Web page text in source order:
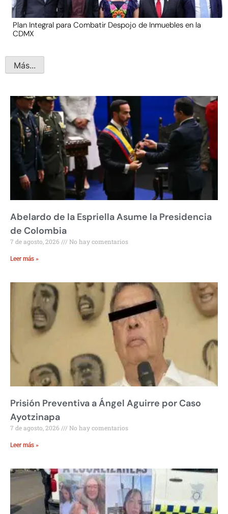
Plan Integral para Combatir Despojo de Inmuebles en la
CDMX
Más...
Abelardo de la Espriella Asume la Presidencia
de Colombia
7 de agosto, 2026 No hay comentarios
Leer más »
Prisión Preventiva a Ángel Aguirre por Caso
Ayotzinapa
7 de agosto, 2026 No hay comentarios
Leer más »